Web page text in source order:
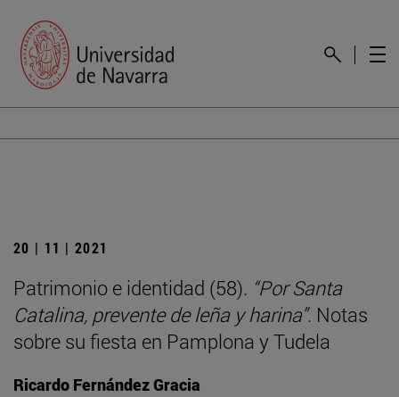
20 | 11 | 2021
Patrimonio e identidad (58). “Por Santa
Catalina, prevente de leña y harina”. Notas
sobre su fiesta en Pamplona y Tudela
Ricardo Fernández Gracia